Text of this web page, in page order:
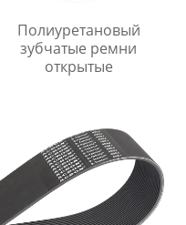
Полиуретановый
зубчатые ремни
открытые